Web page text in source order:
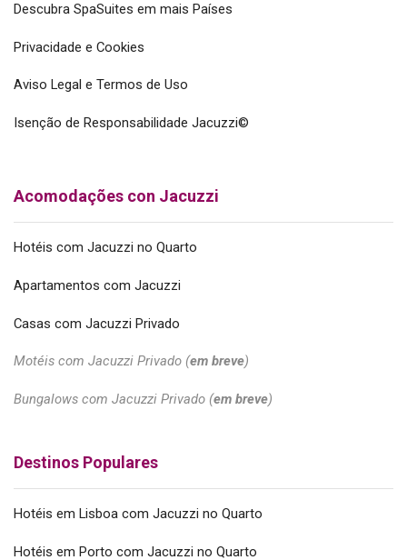
Descubra SpaSuites em mais Países
Privacidade e Cookies
Aviso Legal e Termos de Uso
Isenção de Responsabilidade Jacuzzi©
Acomodações con Jacuzzi
Hotéis com Jacuzzi no Quarto
Apartamentos com Jacuzzi
Casas com Jacuzzi Privado
Motéis com Jacuzzi Privado (em breve)
Bungalows com Jacuzzi Privado (em breve)
Destinos Populares
Hotéis em Lisboa com Jacuzzi no Quarto
Hotéis em Porto com Jacuzzi no Quarto